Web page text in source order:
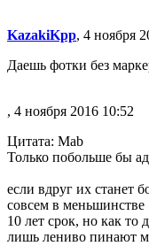
KazakiKpp, 4 ноября
Даешь фотки без
, 4 ноября 2016 10:52
Цитата: Mab
Только побольше бы
если вдруг их станет
совсем в меньшинстве
10 лет срок, но как то
лишь лениво пинают